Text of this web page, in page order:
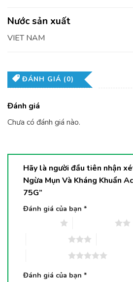
Nước sản xuất
VIET NAM
ĐÁNH GIÁ (0)
Đánh giá
Chưa có đánh giá nào.
Hãy là người đầu tiên nhận
Ngừa Mụn Và Kháng Khuẩn
75G”
Đánh giá của bạn *
Đánh giá của bạn *